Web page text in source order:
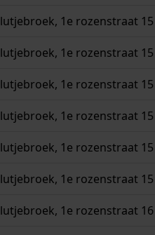
lutjebroek, 1e rozenstraat 15
lutjebroek, 1e rozenstraat 15
lutjebroek, 1e rozenstraat 15
lutjebroek, 1e rozenstraat 15
lutjebroek, 1e rozenstraat 15
lutjebroek, 1e rozenstraat 15
lutjebroek, 1e rozenstraat 16